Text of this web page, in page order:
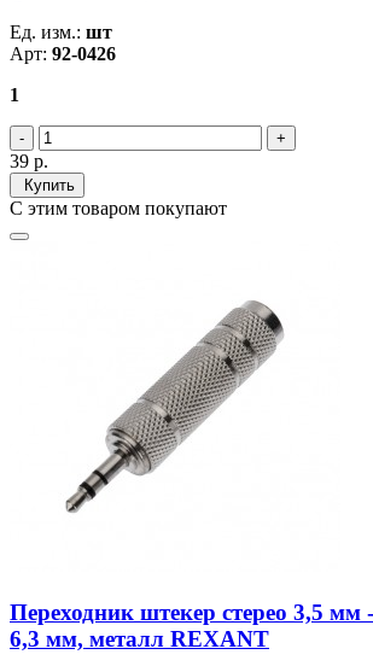
Ед. изм.: шт
Арт: 92-0426
1
39 р.
Купить
С этим товаром покупают
Переходник штекер стерео 3,5 мм -
6,3 мм, металл REXANT